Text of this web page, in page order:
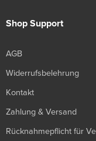
Shop Support
AGB
Widerrufsbelehrung
Kontakt
Zahlung & Versand
Rücknahmepflicht für